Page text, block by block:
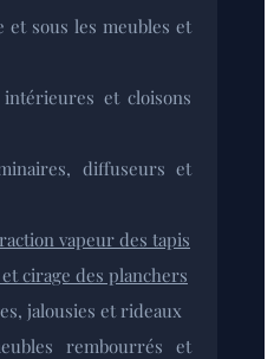
et sous les meubles et
et cloisons
diffuseurs et
vapeur des tapis
cirage des planchers
jalousies et rideaux
rembourrés et